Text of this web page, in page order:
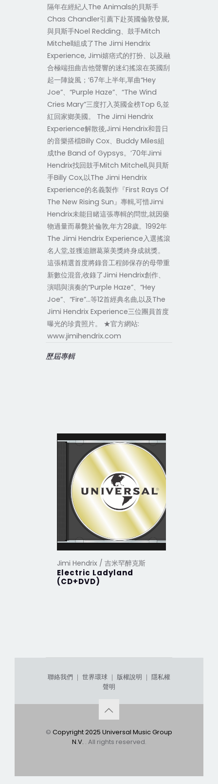
隔年在經紀人The Animals的貝斯手
Chas Chandler引薦下赴英國倫敦發展,
與貝斯手Noel Redding、鼓手Mitch
Mitchell組成了The Jimi Hendrix
Experience, Jimi嬉痞式的打扮、以及融
合極端扭曲吉他聲響的迷幻搖滾在英國刮
起一陣旋風；’67年上半年,單曲“Hey
Joe”、“Purple Haze”、“The Wind
Cries Mary”三度打入英國金榜Top 6,並
紅回家鄉美國。 The Jimi Hendrix
Experience解散後,Jimi Hendrix和昔日
的音樂搭檔Billy Cox、Buddy Miles組
成the Band of Gypsys。’70年Jimi
Hendrix找回鼓手Mitch Mitchell,與貝斯
手Billy Cox,以The Jimi Hendrix
Experience的名義製作『First Rays Of
The New Rising Sun』專輯,可惜Jimi
Hendrix未能目睹這張專輯的問世,就因藥
物過量而暴斃於倫敦,年方28歲。1992年
The Jimi Hendrix Experience入選搖滾
名人堂,並獲追贈葛萊美獎終身成就獎。
這張精選首度將錄音工程師保存的母帶重
新數位混音,收錄了Jimi Hendrix創作、
演唱與演奏的“Purple Haze”、“Hey
Joe”、“Fire”…等12首經典名曲,以及The
Jimi Hendrix Experience三位團員首度
曝光的珍貴照片。 ★官方網站:
www.jimihendrix.com
歷屆專輯
Jimi Hendrix / 吉米罕醉克斯
Electric Ladyland
(CD+DVD)
聯絡我們 ｜ 世界環球 ｜ 版權說明 ｜ 隱私權
聲明
© Copyright 2025 Universal Music Group
N.V. . All rights reserved.